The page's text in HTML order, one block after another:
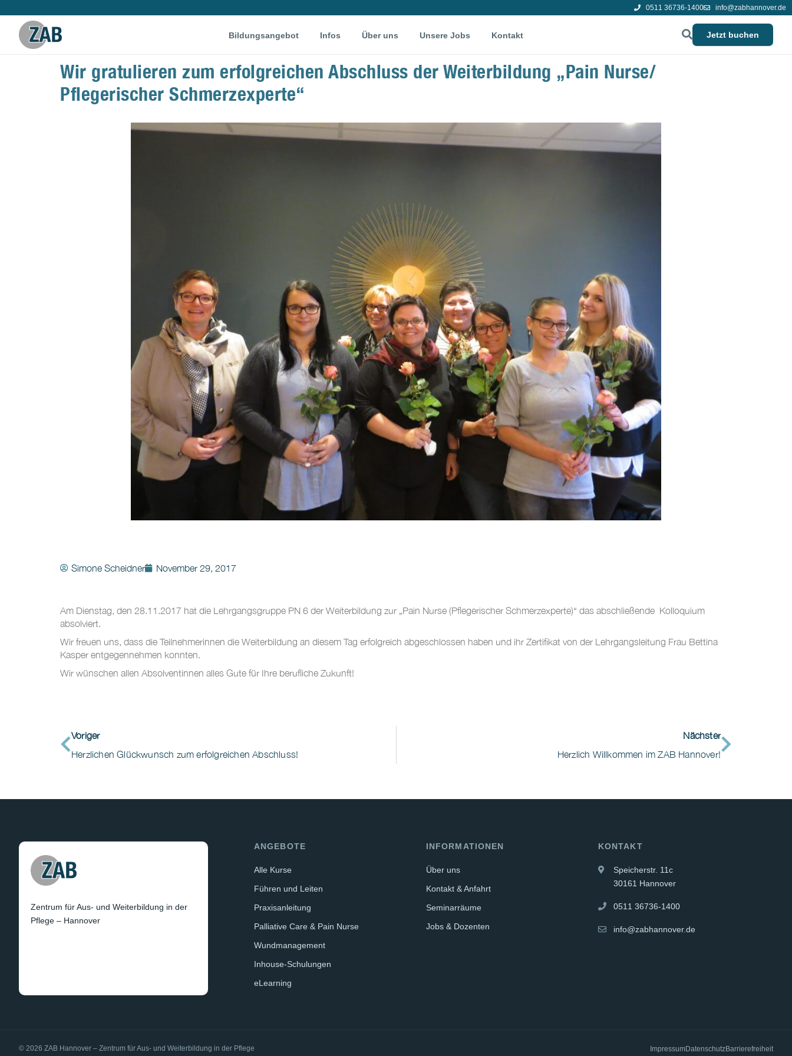
0511 36736-1400 info@zabhannover.de
Bildungsangebot Infos Über uns Unsere Jobs Kontakt Jetzt buchen
Wir gratulieren zum erfolgreichen Abschluss der Weiterbildung „Pain Nurse/
Pflegerischer Schmerzexperte“
Simone Scheidner November 29, 2017
Am Dienstag, den 28.11.2017 hat die Lehrgangsgruppe PN 6 der Weiterbildung zur „Pain Nurse (Pflegerischer Schmerzexperte)“ das abschließende Kolloquium
absolviert.
Wir freuen uns, dass die Teilnehmerinnen die Weiterbildung an diesem Tag erfolgreich abgeschlossen haben und ihr Zertifikat von der Lehrgangsleitung Frau Bettina
Kasper entgegennehmen konnten.
Wir wünschen allen Absolventinnen alles Gute für Ihre berufliche Zukunft!
Voriger
Herzlichen Glückwunsch zum erfolgreichen Abschluss!
Nächster
Herzlich Willkommen im ZAB Hannover!
Zentrum für Aus- und Weiterbildung in der
Pflege – Hannover
ANGEBOTE
Alle Kurse
Führen und Leiten
Praxisanleitung
Palliative Care & Pain Nurse
Wundmanagement
Inhouse-Schulungen
eLearning
INFORMATIONEN
Über uns
Kontakt & Anfahrt
Seminarräume
Jobs & Dozenten
KONTAKT
Speicherstr. 11c
30161 Hannover
0511 36736-1400
info@zabhannover.de
© 2026 ZAB Hannover – Zentrum für Aus- und Weiterbildung in der Pflege ImpressumDatenschutzBarrierefreiheit